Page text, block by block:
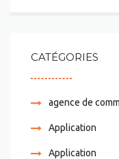
CATÉGORIES
agence de
Application
Application